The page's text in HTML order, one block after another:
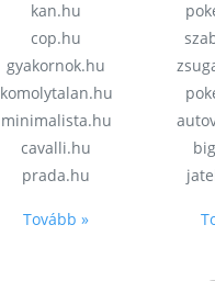
kan.hu
cop.hu
gyakornok.hu
komolytalan.hu
minimalista.hu
cavalli.hu
prada.hu
Tovább »